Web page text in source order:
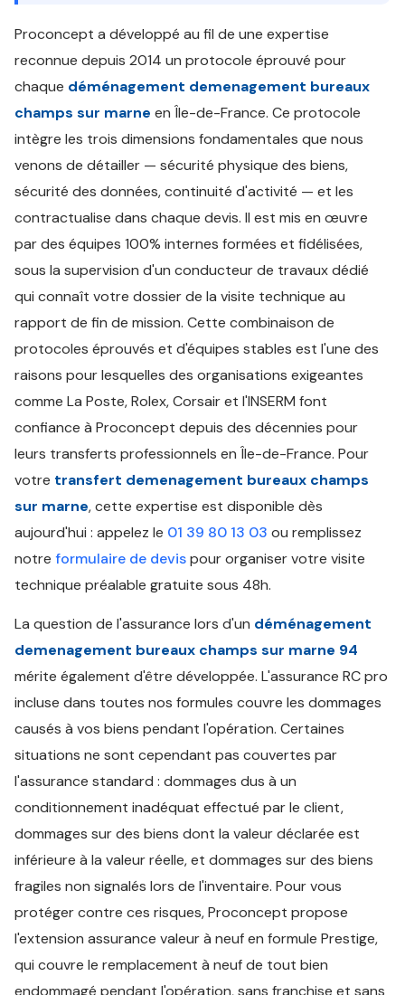
Proconcept a développé au fil de une expertise
reconnue depuis 2014 un protocole éprouvé pour
chaque déménagement demenagement bureaux
champs sur marne en Île-de-France. Ce protocole
intègre les trois dimensions fondamentales que nous
venons de détailler — sécurité physique des biens,
sécurité des données, continuité d'activité — et les
contractualise dans chaque devis. Il est mis en œuvre
par des équipes 100% internes formées et fidélisées,
sous la supervision d'un conducteur de travaux dédié
qui connaît votre dossier de la visite technique au
rapport de fin de mission. Cette combinaison de
protocoles éprouvés et d'équipes stables est l'une des
raisons pour lesquelles des organisations exigeantes
comme La Poste, Rolex, Corsair et l'INSERM font
confiance à Proconcept depuis des décennies pour
leurs transferts professionnels en Île-de-France. Pour
votre transfert demenagement bureaux champs
sur marne, cette expertise est disponible dès
aujourd'hui : appelez le 01 39 80 13 03 ou remplissez
notre formulaire de devispour organiser votre visite
technique préalable gratuite sous 48h.
La question de l'assurance lors d'un déménagement
demenagement bureaux champs sur marne 94
mérite également d'être développée. L'assurance RC pro
incluse dans toutes nos formules couvre les dommages
causés à vos biens pendant l'opération. Certaines
situations ne sont cependant pas couvertes par
l'assurance standard : dommages dus à un
conditionnement inadéquat effectué par le client,
dommages sur des biens dont la valeur déclarée est
inférieure à la valeur réelle, et dommages sur des biens
fragiles non signalés lors de l'inventaire. Pour vous
protéger contre ces risques, Proconcept propose
l'extension assurance valeur à neuf en formule Prestige,
qui couvre le remplacement à neuf de tout bien
endommagé pendant l'opération, sans franchise et sans